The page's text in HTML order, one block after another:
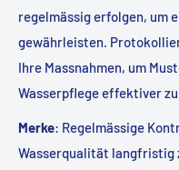
regelmässig erfolgen, um
gewährleisten.
Ihre Massnahmen, um
Wasserpflege effektiver
Merke: Regelmässige
Wasserqualität langfristig